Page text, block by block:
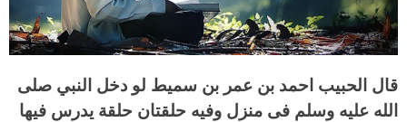
قال الحبيب احمد بن عمر بن سميط لو دخل النبي صلى
الله عليه وسلم فى منزل وفيه حلقتان حلقة يدرس فيها